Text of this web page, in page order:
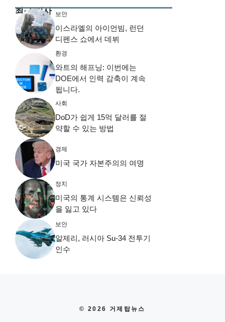
최근 기사 보안
이스라엘의 아이언빔, 런던
디펜스 쇼에서 데뷔
환경
와트의 해프닝: 이번에는
DOE에서 인력 감축이 계속
됩니다.
사회
DoD가 쉽게 15억 달러를 절
약할 수 있는 방법
경제
미국 국가 자본주의의 여명
정치
미국의 통계 시스템은 신뢰성
을 잃고 있다
보안
알제리, 러시아 Su-34 전투기
인수
© 2026 거제탑뉴스